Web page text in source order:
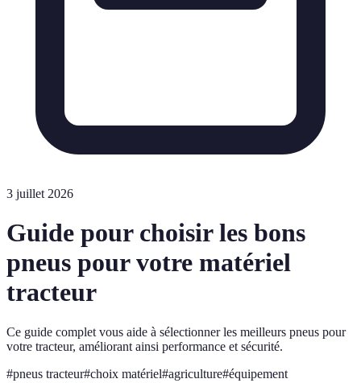
3 juillet 2026
Guide pour choisir les bons
pneus pour votre matériel
tracteur
Ce guide complet vous aide à sélectionner les meilleurs pneus pour
votre tracteur, améliorant ainsi performance et sécurité.
#pneus tracteur#choix matériel#agriculture#équipement